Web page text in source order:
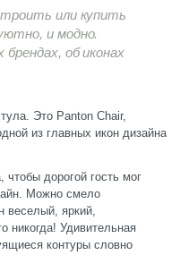
или купить
и модно.
об иконах
Это Panton Chair,
из главных икон дизайна
дорогой гость мог
Можно смело
веселый, яркий,
никогда! Удивительная
контуры словно